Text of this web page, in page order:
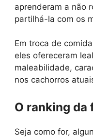
aprenderam a não
partilhá-la com os
Em troca de
eles ofereceram
maleabilidade,
nos cachorros
O ranking da
Seja como for,